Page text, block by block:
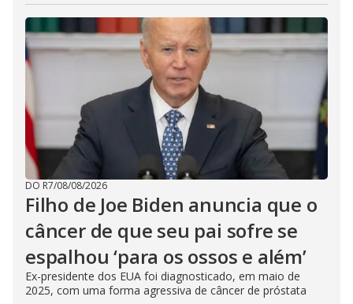
DO R7/08/08/2026
Filho de Joe Biden anuncia que o
câncer de que seu pai sofre se
espalhou ‘para os ossos e além’
Ex-presidente dos EUA foi diagnosticado, em maio de
2025, com uma forma agressiva de câncer de próstata